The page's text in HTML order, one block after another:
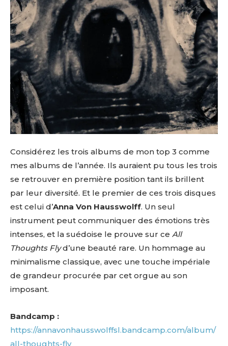
Considérez les trois albums de mon top 3 comme
mes albums de l’année. Ils auraient pu tous les trois
se retrouver en première position tant ils brillent
par leur diversité. Et le premier de ces trois disques
est celui d’Anna Von Hausswolff. Un seul
instrument peut communiquer des émotions très
intenses, et la suédoise le prouve sur ce All
Thoughts Flyd’une beauté rare. Un hommage au
minimalisme classique, avec une touche impériale
de grandeur procurée par cet orgue au son
imposant.
Bandcamp :
https://annavonhausswolffsl.bandcamp.com/album/
all-thoughts-fly